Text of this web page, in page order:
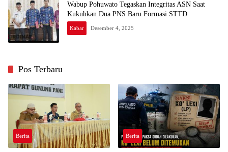
Wabup Pohuwato Tegaskan Integritas ASN Saat
Kukuhkan Dua PNS Baru Formasi STTD
Kabar Desember 4, 2025
Pos Terbaru
Berita Berita